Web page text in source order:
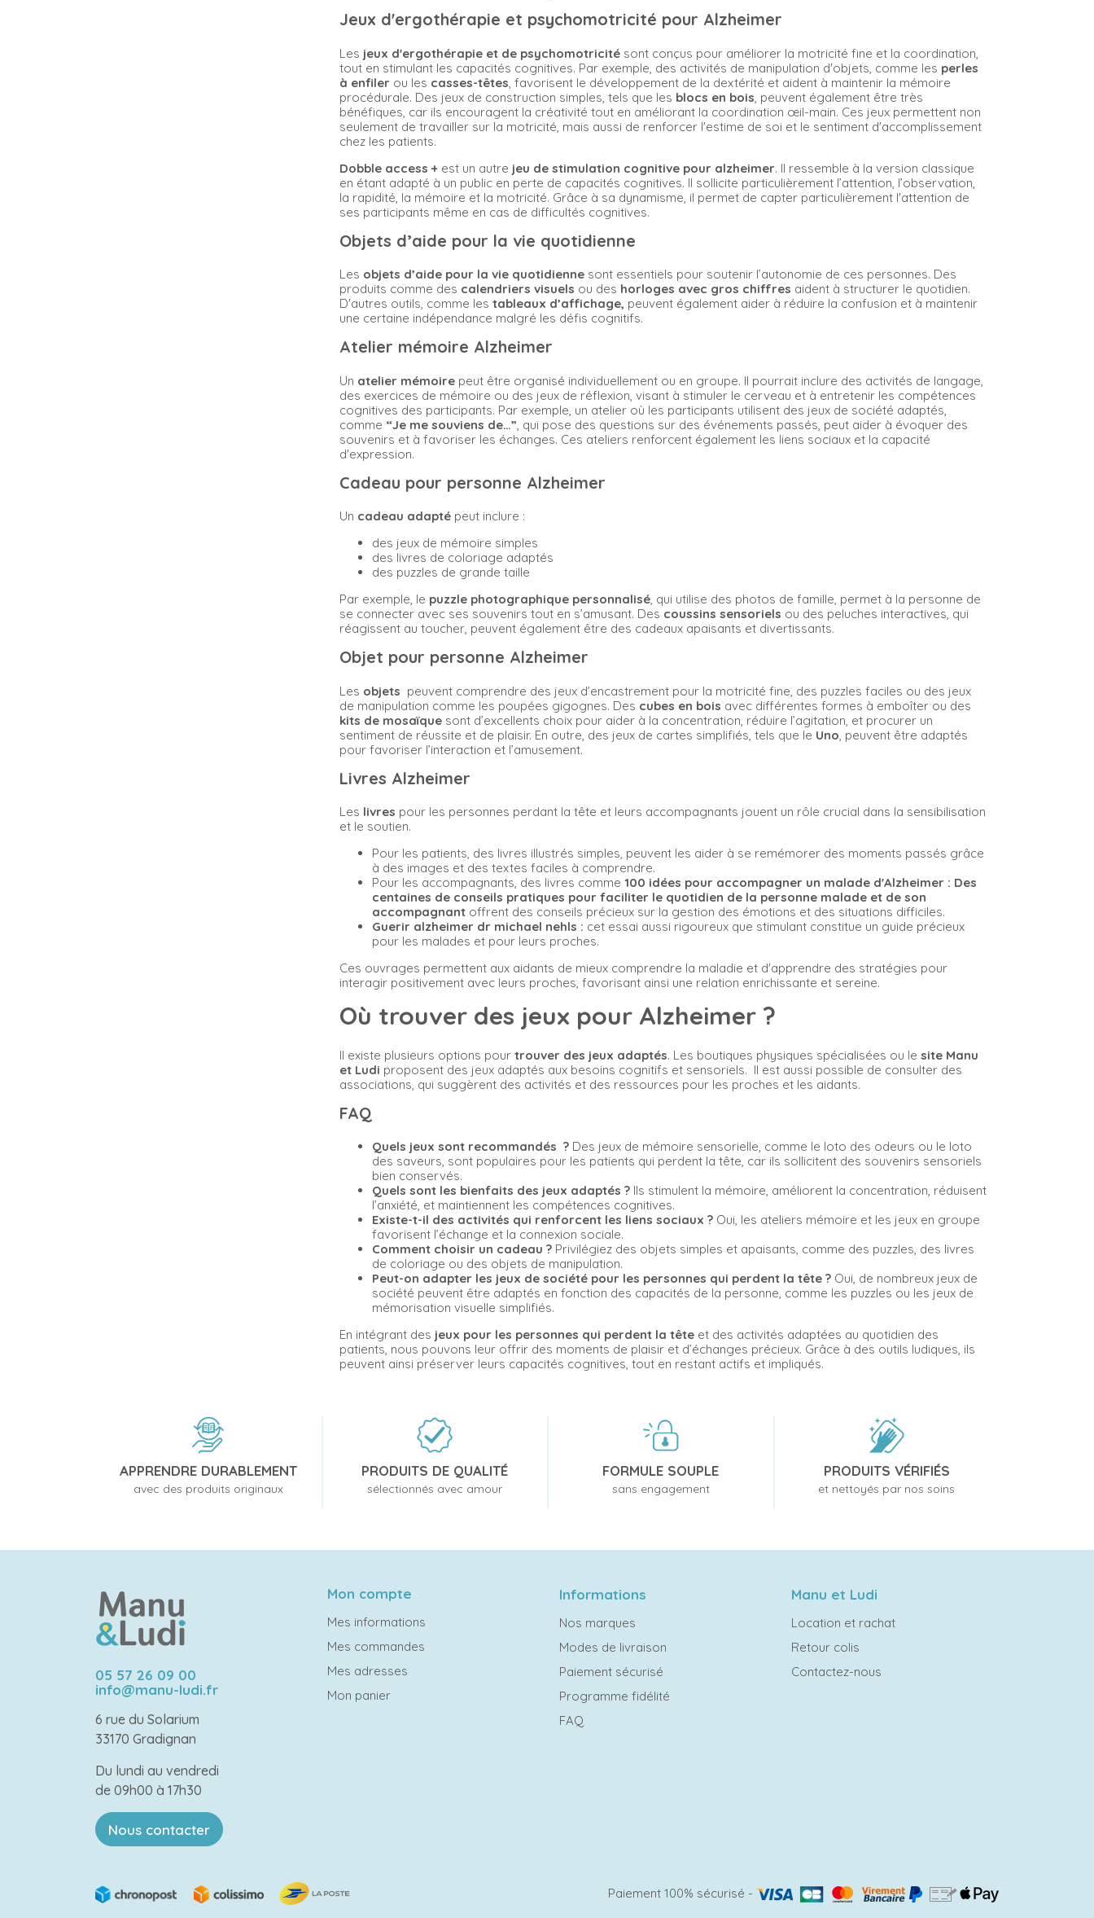
Jeux d'ergothérapie et psychomotricité pour Alzheimer
Les jeux d'ergothérapie et de psychomotricité sont conçus pour améliorer la motricité fine et la coordination,
tout en stimulant les capacités cognitives. Par exemple, des activités de manipulation d'objets, comme les perles
à enfiler ou les casses-têtes , favorisent le développement de la dextérité et aident à maintenir la mémoire
procédurale. Des jeux de construction simples, tels que les blocs en bois , peuvent également être très
bénéfiques, car ils encouragent la créativité tout en améliorant la coordination œil-main. Ces jeux permettent non
seulement de travailler sur la motricité, mais aussi de renforcer l'estime de soi et le sentiment d'accomplissement
chez les patients.
Dobble access + est un autre jeu de stimulation cognitive pour alzheimer. Il ressemble à la version classique
en étant adapté à un public en perte de capacités cognitives. Il sollicite particulièrement l’attention, l’observation,
la rapidité, la mémoire et la motricité. Grâce à sa dynamisme, il permet de capter particulièrement l'attention de
ses participants même en cas de difficultés cognitives.
Objets d’aide pour la vie quotidienne
Les objets d’aide pour la vie quotidienne sont essentiels pour soutenir l’autonomie de ces personnes. Des
produits comme des calendriers visuels ou des horloges avec gros chiffres aident à structurer le quotidien.
D'autres outils, comme les tableaux d’affichage, peuvent également aider à réduire la confusion et à maintenir
une certaine indépendance malgré les défis cognitifs.
Atelier mémoire Alzheimer
Un atelier mémoire peut être organisé individuellement ou en groupe. Il pourrait inclure des activités de langage,
des exercices de mémoire ou des jeux de réflexion, visant à stimuler le cerveau et à entretenir les compétences
cognitives des participants. Par exemple, un atelier où les participants utilisent des jeux de société adaptés,
comme “Je me souviens de…” , qui pose des questions sur des événements passés, peut aider à évoquer des
souvenirs et à favoriser les échanges. Ces ateliers renforcent également les liens sociaux et la capacité
d'expression.
Cadeau pour personne Alzheimer
Un cadeau adapté peut inclure :
des jeux de mémoire simples
des livres de coloriage adaptés
des puzzles de grande taille
Par exemple, le puzzle photographique personnalisé, qui utilise des photos de famille, permet à la personne de
se connecter avec ses souvenirs tout en s’amusant. Des coussins sensoriels ou des peluches interactives, qui
réagissent au toucher, peuvent également être des cadeaux apaisants et divertissants.
Objet pour personne Alzheimer
Les objets peuvent comprendre des jeux d’encastrement pour la motricité fine, des puzzles faciles ou des jeux
de manipulation comme les poupées gigognes. Des cubes en bois avec différentes formes à emboîter ou des
kits de mosaïque sont d’excellents choix pour aider à la concentration, réduire l’agitation, et procurer un
sentiment de réussite et de plaisir. En outre, des jeux de cartes simplifiés, tels que le Uno , peuvent être adaptés
pour favoriser l’interaction et l’amusement.
Livres Alzheimer
Les livres pour les personnes perdant la tête et leurs accompagnants jouent un rôle crucial dans la sensibilisation
et le soutien.
Pour les patients, des livres illustrés simples, peuvent les aider à se remémorer des moments passés grâce
à des images et des textes faciles à comprendre.
Pour les accompagnants, des livres comme 100 idées pour accompagner un malade d'Alzheimer : Des
centaines de conseils pratiques pour faciliter le quotidien de la personne malade et de son
accompagnant offrent des conseils précieux sur la gestion des émotions et des situations difficiles.
Guerir alzheimer dr michael nehls : cet essai aussi rigoureux que stimulant constitue un guide précieux
pour les malades et pour leurs proches.
Ces ouvrages permettent aux aidants de mieux comprendre la maladie et d'apprendre des stratégies pour
interagir positivement avec leurs proches, favorisant ainsi une relation enrichissante et sereine.
Où trouver des jeux pour Alzheimer ?
Il existe plusieurs options pour trouver des jeux adaptés. Les boutiques physiques spécialisées ou le site Manu
et Ludi proposent des jeux adaptés aux besoins cognitifs et sensoriels. Il est aussi possible de consulter des
associations, qui suggèrent des activités et des ressources pour les proches et les aidants.
FAQ
Quels jeux sont recommandés ? Des jeux de mémoire sensorielle, comme le loto des odeurs ou le loto
des saveurs, sont populaires pour les patients qui perdent la tête, car ils sollicitent des souvenirs sensoriels
bien conservés.
Quels sont les bienfaits des jeux adaptés ? Ils stimulent la mémoire, améliorent la concentration, réduisent
l’anxiété, et maintiennent les compétences cognitives.
Existe-t-il des activités qui renforcent les liens sociaux ? Oui, les ateliers mémoire et les jeux en groupe
favorisent l’échange et la connexion sociale.
Comment choisir un cadeau ? Privilégiez des objets simples et apaisants, comme des puzzles, des livres
de coloriage ou des objets de manipulation.
Peut-on adapter les jeux de société pour les personnes qui perdent la tête ? Oui, de nombreux jeux de
société peuvent être adaptés en fonction des capacités de la personne, comme les puzzles ou les jeux de
mémorisation visuelle simplifiés.
En intégrant des jeux pour les personnes qui perdent la tête et des activités adaptées au quotidien des
patients, nous pouvons leur offrir des moments de plaisir et d’échanges précieux. Grâce à des outils ludiques, ils
peuvent ainsi préserver leurs capacités cognitives, tout en restant actifs et impliqués.
APPRENDRE DURABLEMENT
avec des produits originaux
PRODUITS DE QUALITÉ
sélectionnés avec amour
FORMULE SOUPLE
sans engagement
PRODUITS VÉRIFIÉS
et nettoyés par nos soins
05 57 26 09 00
info@manu-ludi.fr
6 rue du Solarium
33170 Gradignan
Du lundi au vendredi
de 09h00 à 17h30
Nous contacter
Mon compte
Mes informations
Mes commandes
Mes adresses
Mon panier
Informations
Nos marques
Modes de livraison
Paiement sécurisé
Programme fidélité
FAQ
Manu et Ludi
Location et rachat
Retour colis
Contactez-nous
Paiement 100% sécurisé -